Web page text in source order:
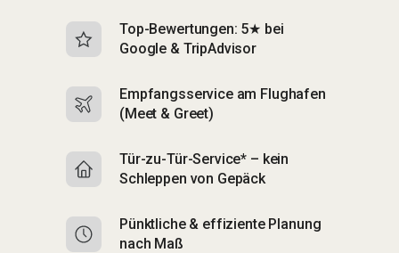
Top-Bewertungen: 5★ bei
Google & TripAdvisor
Empfangsservice am Flughafen
(Meet & Greet)
Tür-zu-Tür-Service* – kein
Schleppen von Gepäck
Pünktliche & effiziente Planung
nach Maß